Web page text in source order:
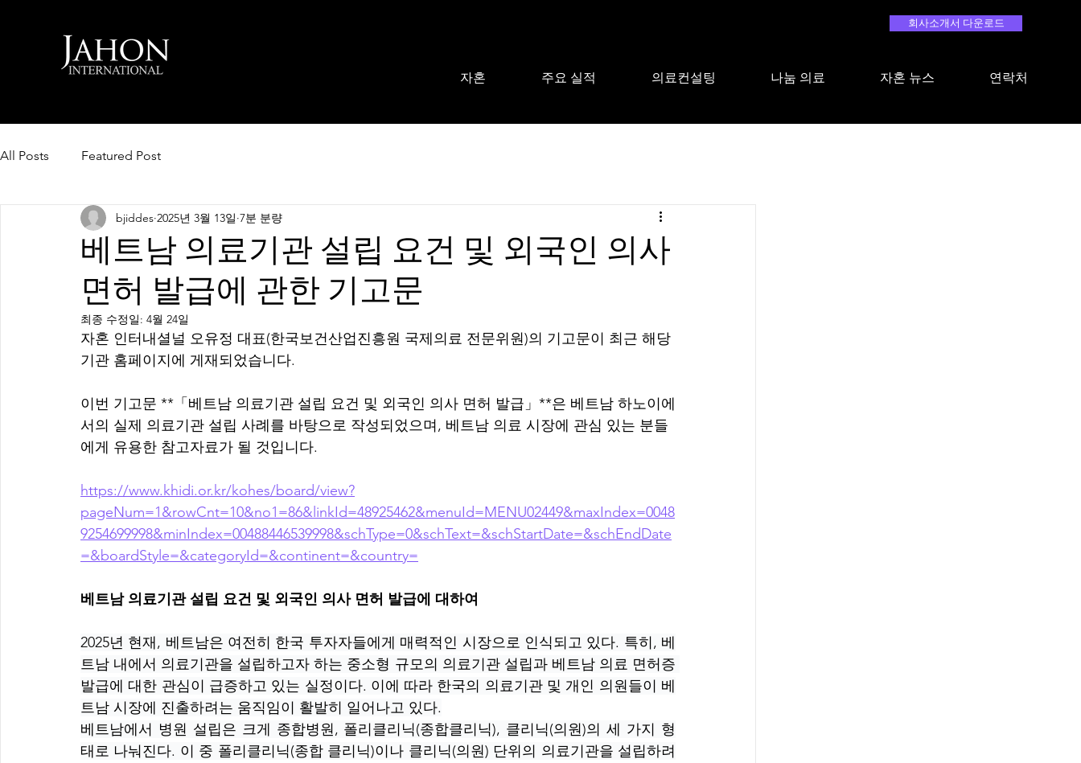
회사소개서 다운로드
자혼 주요 실적 의료컨설팅 나눔 의료 자혼 뉴스 연락처
All Posts Featured Post
베트남 의료기관 설립 요건 및 외국인 의사
면허 발급에 관한 기고문
bjiddes 2025년 3월 13일 7분 분량
최종 수정일: 4월 24일
자혼 인터내셜널 오유정 대표(한국보건산업진흥원 국제의료 전문위원)의 기고문이 최근 해당
기관 홈페이지에 게재되었습니다.
이번 기고문 **「베트남 의료기관 설립 요건 및 외국인 의사 면허 발급」**은 베트남 하노이에
서의 실제 의료기관 설립 사례를 바탕으로 작성되었으며, 베트남 의료 시장에 관심 있는 분들
에게 유용한 참고자료가 될 것입니다.
https://www.khidi.or.kr/kohes/board/view?
pageNum=1&rowCnt=10&no1=86&linkId=48925462&menuId=MENU02449&maxIndex=0048
9254699998&minIndex=00488446539998&schType=0&schText=&schStartDate=&schEndDate
=&boardStyle=&categoryId=&continent=&country=
베트남 의료기관 설립 요건 및 외국인 의사 면허 발급에 대하여
2025년 현재, 베트남은 여전히 한국 투자자들에게 매력적인 시장으로 인식되고 있다. 특히, 베
트남 내에서 의료기관을 설립하고자 하는 중소형 규모의 의료기관 설립과 베트남 의료 면허증
발급에 대한 관심이 급증하고 있는 실정이다. 이에 따라 한국의 의료기관 및 개인 의원들이 베
트남 시장에 진출하려는 움직임이 활발히 일어나고 있다.
베트남에서 병원 설립은 크게 종합병원, 폴리클리닉(종합클리닉), 클리닉(의원)의 세 가지 형
태로 나눠진다. 이 중 폴리클리닉(종합 클리닉)이나 클리닉(의원) 단위의 의료기관을 설립하려